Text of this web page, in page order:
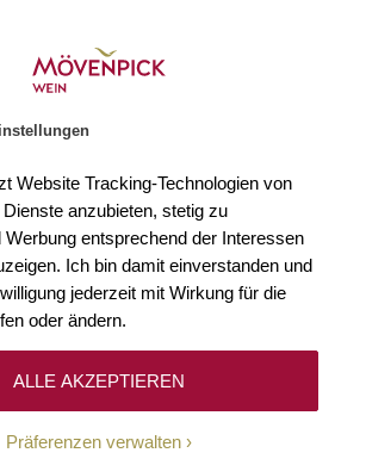
Website Tracking-Technologien von
anzubieten, stetig zu
entsprechend der Interessen
Ich bin damit einverstanden und
jederzeit mit Wirkung für die
oder ändern.
Präferenzen verwalten
ALLE AKZEPTIEREN
Leflaive (0)
Leflaive liegt in der Gemeinde Puligny-
Teil der Côte d’Or, mitten im Herzen des
der besten Weißwein-Produzenten der
von ungefähr, denn bei der Domaine Leflaive
Weißweine mit unvergleichlicher Eleganz